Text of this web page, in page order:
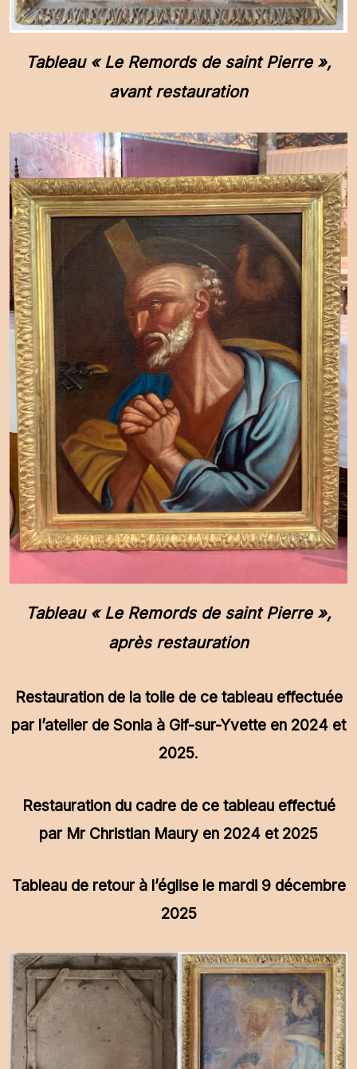
Tableau « Le Remords de saint Pierre »,
avant restauration
Tableau « Le Remords de saint Pierre »,
après restauration
Restauration de la toile de ce tableau effectuée
par l’atelier de Sonia à Gif-sur-Yvette en 2024 et
2025.
Restauration du cadre de ce tableau effectué
par Mr Christian Maury en 2024 et 2025
Tableau de retour à l’église le mardi 9 décembre
2025